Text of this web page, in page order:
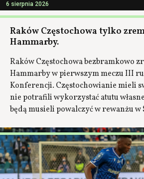
6 sierpnia 2026
Raków Częstochowa tylko
Hammarby.
Raków Częstochowa bezbramkowo
Hammarby w pierwszym meczu III
Konferencji. Częstochowianie mieli
nie potrafili wykorzystać atutu
będą musieli powalczyć w rewanżu w